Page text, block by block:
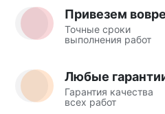
Привезем
Точные сроки
выполнения работ
Любые
Гарантия качества
всех работ